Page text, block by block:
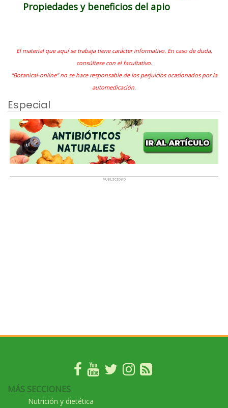
Propiedades y beneficios del apio
El material que aquí se trabaja tiene carácter informativo. En caso de duda,
consúltese con el facultativo.
"Botanical-online" no se hace responsable de los perjuicios ocasionados por la
automedicación.
Especial
MÁS SECCIONES
Nutrición y dietética